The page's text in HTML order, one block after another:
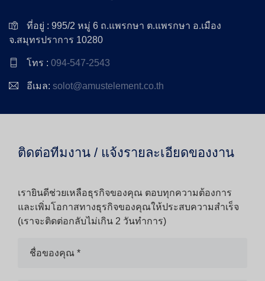
ที่อยู่ : 995/2 หมู่ 6 ถ.แพรกษา ต.แพรกษา อ.เมือง
จ.สมุทรปราการ 10280
โทร : 094-547-2543
อีเมล: solot@amustelement.co.th
ติดต่อทีมงาน / แจ้งรายละเอียดของงาน
เรายินดีช่วยเหลือธุรกิจของคุณ ตอบทุกความต้องการ
และเพิ่มโอกาสทางธุรกิจของคุณให้ประสบความสำเร็จ
(เราจะติดต่อกลับไม่เกิน 2 วันทำการ)